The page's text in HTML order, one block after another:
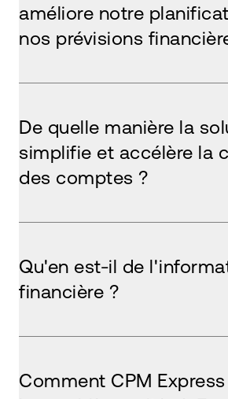
améliore notre
nos prévisions
De quelle manière la
simplifie et accélère la
des comptes ?
Qu'en est-il de
financière ?
Comment CPM